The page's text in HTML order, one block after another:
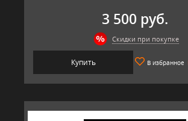
3 500 руб.
Скидки при покупке
Купить В избранное